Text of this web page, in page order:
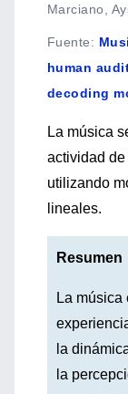
Marciano,
Fuente:
human
decoding
La música
actividad
utilizando
lineales.
Resumen
La música
la
la